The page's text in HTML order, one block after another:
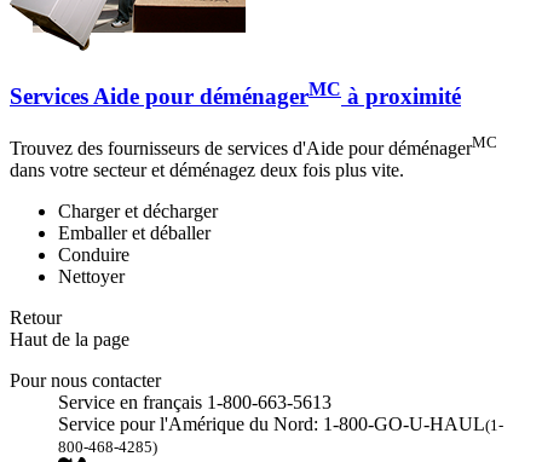
Services Aide pour déménagerMC à proximité
Trouvez des fournisseurs de services d'Aide pour déménagerMC
dans votre secteur et déménagez deux fois plus vite.
Charger et décharger
Emballer et déballer
Conduire
Nettoyer
Retour
Haut de la page
Pour nous contacter
Service en français 1-800-663-5613
Service pour l'Amérique du Nord: 1-800-GO-U-HAUL(1-
800-468-4285)